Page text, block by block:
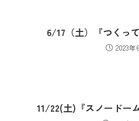
6/17（土）『つくっ
2023年
11/22(土)『スノードー